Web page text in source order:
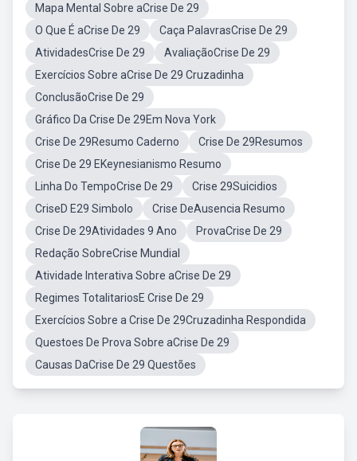
Mapa Mental Sobre aCrise De 29
O Que É aCrise De 29
Caça PalavrasCrise De 29
AtividadesCrise De 29
AvaliaçãoCrise De 29
Exercícios Sobre aCrise De 29 Cruzadinha
ConclusãoCrise De 29
Gráfico Da Crise De 29Em Nova York
Crise De 29Resumo Caderno
Crise De 29Resumos
Crise De 29 EKeynesianismo Resumo
Linha Do TempoCrise De 29
Crise 29Suicidios
CriseD E29 Simbolo
Crise DeAusencia Resumo
Crise De 29Atividades 9 Ano
ProvaCrise De 29
Redação SobreCrise Mundial
Atividade Interativa Sobre aCrise De 29
Regimes TotalitariosE Crise De 29
Exercícios Sobre a Crise De 29Cruzadinha Respondida
Questoes De Prova Sobre aCrise De 29
Causas DaCrise De 29 Questões